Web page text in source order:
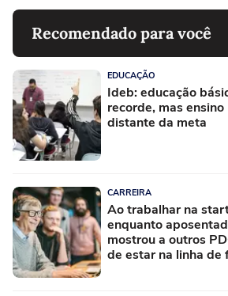
Recomendado para você
EDUCAÇÃO
Ideb: educação
recorde, mas
distante da meta
CARREIRA
Ao trabalhar na
enquanto
mostrou a outros
de estar na linha de